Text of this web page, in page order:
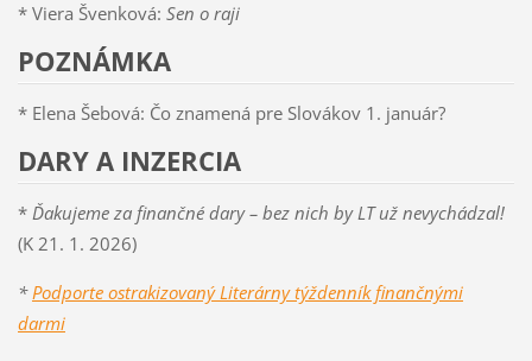
* Viera Švenková: Sen o raji
POZNÁMKA
* Elena Šebová: Čo znamená pre Slovákov 1. január?
DARY A INZERCIA
* Ďakujeme za finančné dary – bez nich by LT už nevychádzal!
(K 21. 1. 2026)
* Podporte ostrakizovaný Literárny týždenník finančnými
darmi